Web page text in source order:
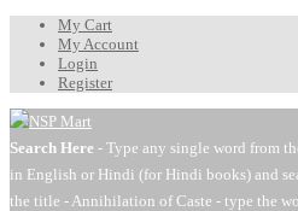
My Cart
My Account
Login
Register
Search Here - Type any single word from
in English or Hindi (for Hindi books) and
the title - Annihilation of Caste - type the